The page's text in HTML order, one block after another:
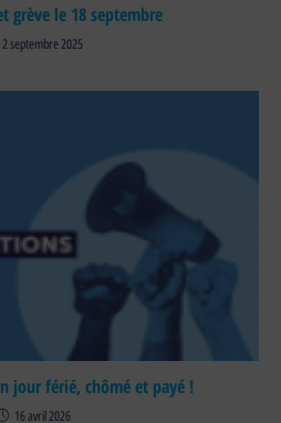
grève le 18 septembre
2 septembre 2025
jour férié, chômé et payé !
16 avril 2026